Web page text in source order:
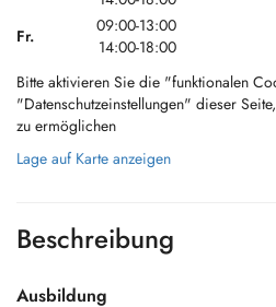
Fr.
09:00-13:00
14:00-18:00
Bitte aktivieren Sie die "funktionalen
"Datenschutzeinstellungen" dieser
zu ermöglichen
Lage auf Karte anzeigen
Beschreibung
Ausbildung